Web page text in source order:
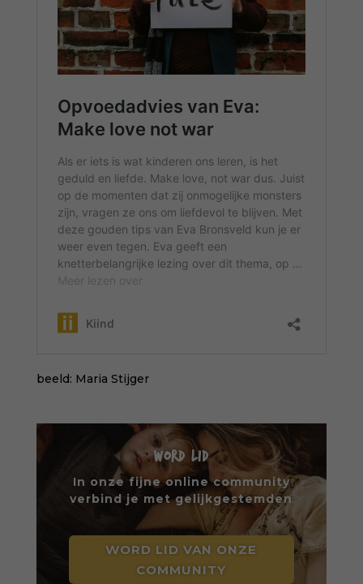
beeld: Maria Stijger
WORD LID
In onze fijne online community
verbind je met gelijkgestemden
WORD LID VAN ONZE
COMMUNITY